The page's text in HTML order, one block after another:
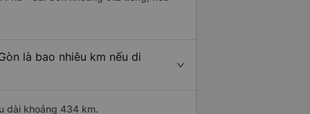
là bao nhiêu km nếu di
dài khoảng 434 km.